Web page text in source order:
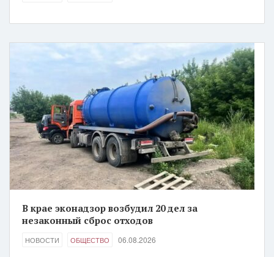
В крае эконадзор возбудил 20 дел за
незаконный сброс отходов
НОВОСТИ ОБЩЕСТВО 06.08.2026